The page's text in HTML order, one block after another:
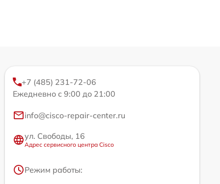
+7 (485) 231-72-06
Ежедневно с 9:00 до 21:00
info@cisco-repair-center.ru
ул. Свободы, 16
Адрес сервисного центра Cisco
Режим работы: